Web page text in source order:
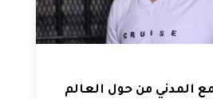
المدني من حول العالم